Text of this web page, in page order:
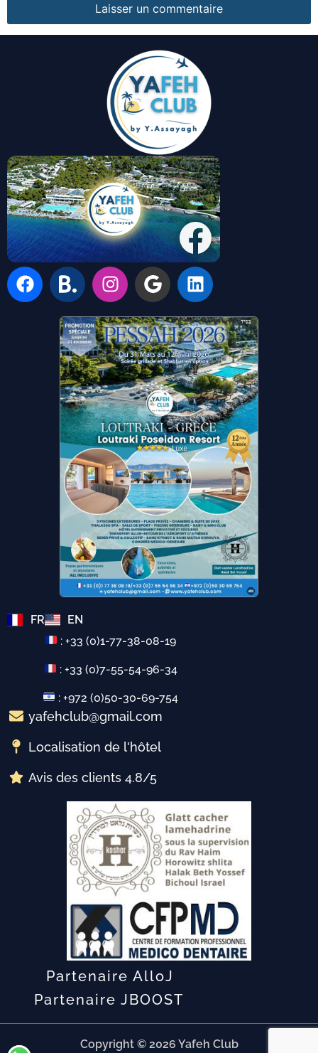
FR
EN
: +33 (0)1-77-38-08-19
: +33 (0)7-55-54-96-34
: +972 (0)50-30-69-754
yafehclub@gmail.com
Localisation de l'hôtel
Avis des clients 4.8/5
Partenaire AlloJ
Partenaire JBOOST
Copyright © 2026 Yafeh Club